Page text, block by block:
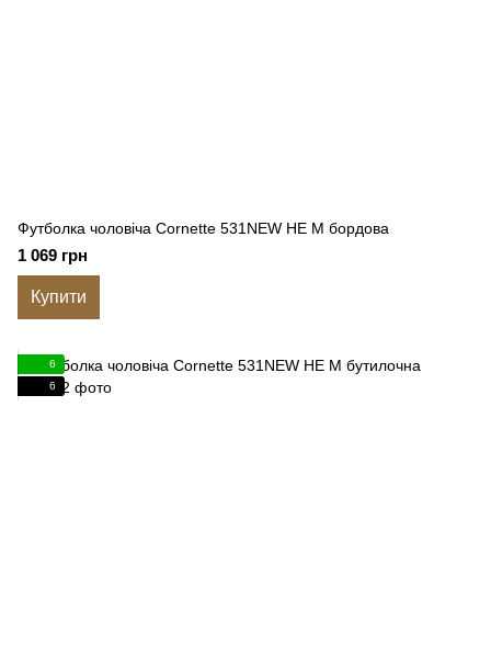
Футболка чоловіча Cornette 531NEW HE M бордова
1 069 грн
Купити
6
6